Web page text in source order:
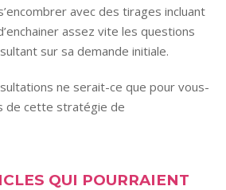
avec des tirages incluant
assez vite les questions
sur sa demande initiale.
ne serait-ce que pour vous-
de cette stratégie de
QUI POURRAIENT